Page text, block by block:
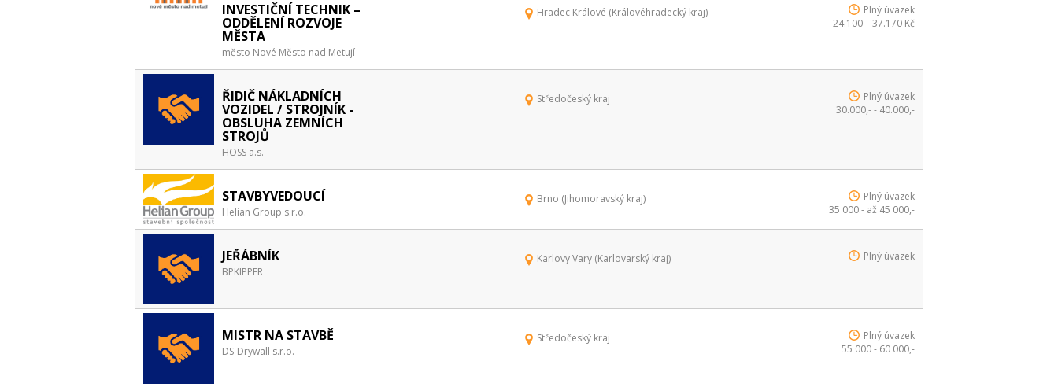
INVESTIČNÍ TECHNIK –
ODDĚLENÍ ROZVOJE
MĚSTA
město Nové Město nad Metují
Hradec Králové (Královéhradecký kraj)
Plný úvazek
24.100 – 37.170 Kč
ŘIDIČ NÁKLADNÍCH
VOZIDEL / STROJNÍK -
OBSLUHA ZEMNÍCH
STROJŮ
HOSS a.s.
Středočeský kraj
Plný úvazek
30.000,- - 40.000,-
STAVBYVEDOUCÍ
Helian Group s.r.o.
Brno (Jihomoravský kraj)
Plný úvazek
35 000.- až 45 000,-
JEŘÁBNÍK
BPKIPPER
Karlovy Vary (Karlovarský kraj) Plný úvazek
MISTR NA STAVBĚ
DS-Drywall s.r.o.
Středočeský kraj
Plný úvazek
55 000 - 60 000,-